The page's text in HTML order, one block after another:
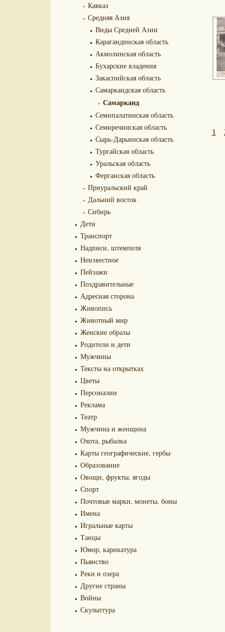
Кавказ
Средняя Азия
Виды Средней Азии
Карагандинская область
Акмолинская область
Бухарские владения
Закаспийская область
Самаркандская область
Самарканд
Семипалатинская область
Семиречинская область
Сырь-Дарьинская область
Тургайская область
Уральская область
Ферганская область
Приуральский край
Дальний восток
Сибирь
Дети
Транспорт
Надписи, штемпеля
Неизвестное
Пейзажи
Поздравительные
Адресная сторона
Живопись
Животный мир
Женские образы
Родители и дети
Мужчины
Тексты на открытках
Цветы
Персоналии
Реклама
Театр
Мужчина и женщина
Охота, рыбалка
Карты географические, гербы
Образование
Овощи, фрукты, ягоды
Спорт
Почтовые марки, монеты, боны
Имена
Игральные карты
Танцы
Юмор, карикатура
Пьянство
Реки и озера
Другие страны
Войны
Скульптура
1